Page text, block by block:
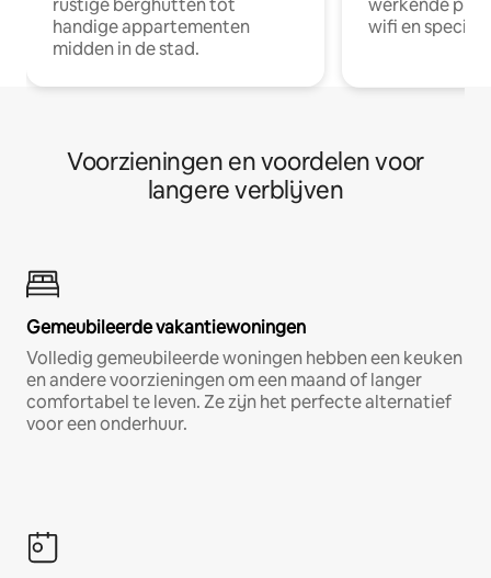
rustige berghutten tot
handige appartementen
midden in de stad.
werkende
wifi en
Voorzieningen en voordelen voor
langere verblijven
Gemeubileerde vakantiewoningen
Volledig gemeubileerde woningen hebben een keuken
en andere voorzieningen om een maand of langer
comfortabel te leven. Ze zijn het perfecte alternatief
voor een onderhuur.